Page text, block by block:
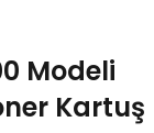
Modeli
Kartuş